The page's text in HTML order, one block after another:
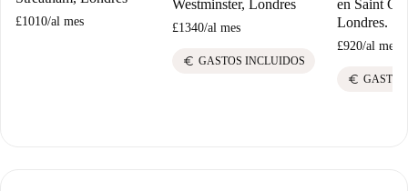
£1010/al mes
Westminster, Londres
£1340/al mes
euro GASTOS INCLUIDOS
en Saint
Londres.
£920/al mes
euro